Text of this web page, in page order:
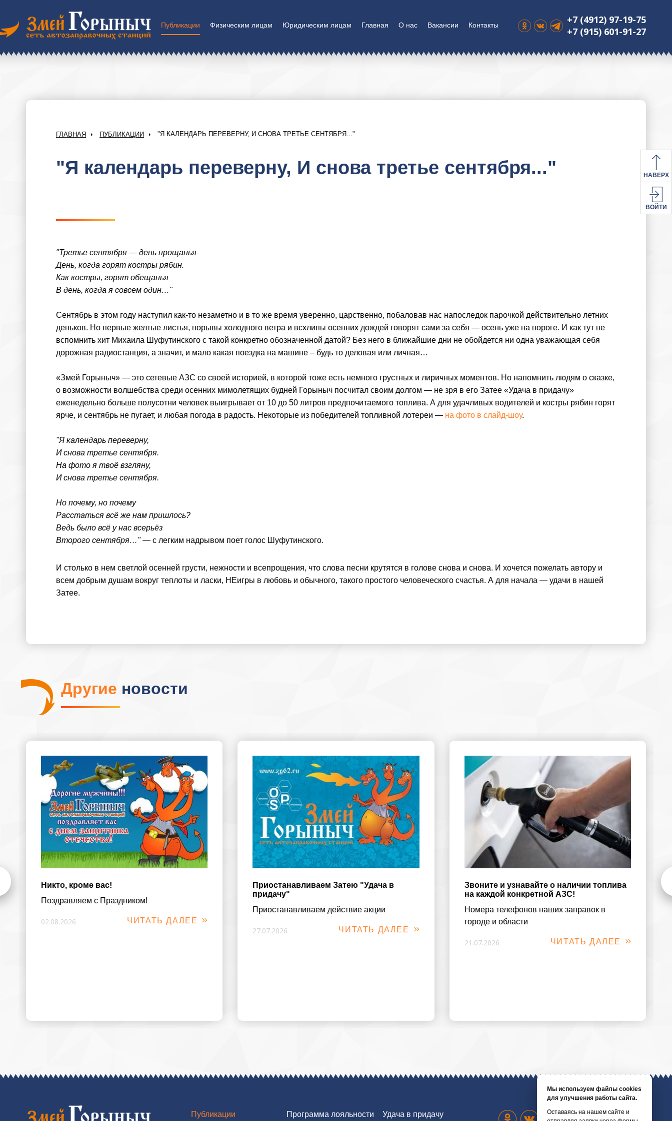
НАВЕРХ
ВОЙТИ
Публикации Физическим лицам Юридическим лицам Главная О нас Вакансии Контакты
+7 (4912) 97-19-75
+7 (915) 601-91-27
ГЛАВНАЯ ПУБЛИКАЦИИ "Я КАЛЕНДАРЬ ПЕРЕВЕРНУ, И СНОВА ТРЕТЬЕ СЕНТЯБРЯ..."
"Я календарь переверну, И снова третье сентября..."
"Третье сентября — день прощанья
День, когда горят костры рябин.
Как костры, горят обещанья
В день, когда я совсем один…"
Сентябрь в этом году наступил как-то незаметно и в то же время уверенно, царственно, побаловав нас напоследок парочкой действительно летних
деньков. Но первые желтые листья, порывы холодного ветра и всхлипы осенних дождей говорят сами за себя — осень уже на пороге. И как тут не
вспомнить хит Михаила Шуфутинского с такой конкретно обозначенной датой? Без него в ближайшие дни не обойдется ни одна уважающая себя
дорожная радиостанция, а значит, и мало какая поездка на машине – будь то деловая или личная…
«Змей Горыныч» — это сетевые АЗС со своей историей, в которой тоже есть немного грустных и лиричных моментов. Но напомнить людям о сказке,
о возможности волшебства среди осенних мимолетящих будней Горыныч посчитал своим долгом — не зря в его Затее «Удача в придачу»
еженедельно больше полусотни человек выигрывает от 10 до 50 литров предпочитаемого топлива. А для удачливых водителей и костры рябин горят
ярче, и сентябрь не пугает, и любая погода в радость. Некоторые из победителей топливной лотереи — на фото в слайд-шоу.
"Я календарь переверну,
И снова третье сентября.
На фото я твоё взгляну,
И снова третье сентября.
Но почему, но почему
Расстаться всё же нам пришлось?
Ведь было всё у нас всерьёз
Второго сентября…"— с легким надрывом поет голос Шуфутинского.
И столько в нем светлой осенней грусти, нежности и всепрощения, что слова песни крутятся в голове снова и снова. И хочется пожелать автору и
всем добрым душам вокруг теплоты и ласки, НЕигры в любовь и обычного, такого простого человеческого счастья. А для начала — удачи в нашей
Затее.
Другие новости
Никто, кроме вас!
Поздравляем с Праздником!
02.08.2026 ЧИТАТЬ ДАЛЕЕ
Приостанавливаем Затею "Удача в
придачу"
Приостанавливаем действие акции
27.07.2026 ЧИТАТЬ ДАЛЕЕ
Звоните и узнавайте о наличии топлива
на каждой конкретной АЗС!
Номера телефонов наших заправок в
городе и области
21.07.2026 ЧИТАТЬ ДАЛЕЕ
Публикации Программа лояльности Удача в придачу
Мы используем файлы cookies
для улучшения работы сайта.
Оставаясь на нашем сайте и